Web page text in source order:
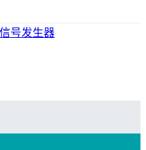
号发生器